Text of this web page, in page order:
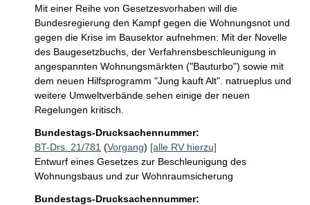
Mit einer Reihe von Gesetzesvorhaben will die
Bundesregierung den Kampf gegen die Wohnungsnot und
gegen die Krise im Bausektor aufnehmen: Mit der Novelle
des Baugesetzbuchs, der Verfahrensbeschleunigung in
angespannten Wohnungsmärkten ("Bauturbo") sowie mit
dem neuen Hilfsprogramm "Jung kauft Alt". natrueplus und
weitere Umweltverbände sehen einige der neuen
Bundestags-Drucksachennummer:
BT-Drs. 21/781 (Vorgang) [alle RV hierzu]
Entwurf eines Gesetzes zur Beschleunigung des
Wohnungsbaus und zur Wohnraumsicherung
Bundestags-Drucksachennummer: